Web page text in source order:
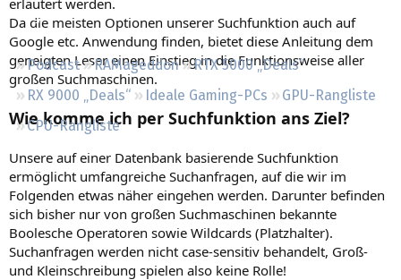
Regeln
Podcast RAMageddon
RTX 5000 „Deals“
RX 9000 „Deals“
Ideale Gaming-PCs
GPU-Rangliste
CPU-Rangliste
Da die meisten Optionen unserer Suchfunktion auch auf
Google etc. Anwendung finden, bietet diese Anleitung dem
geneigten Leser einen Einstieg in die Funktionsweise aller
großen Suchmaschinen.
Wie komme ich per Suchfunktion ans Ziel?
Unsere auf einer Datenbank basierende Suchfunktion
ermöglicht umfangreiche Suchanfragen, auf die wir im
Folgenden etwas näher eingehen werden. Darunter befinden
sich bisher nur von großen Suchmaschinen bekannte
Boolesche Operatoren sowie Wildcards (Platzhalter).
Suchanfragen werden nicht case-sensitiv behandelt, Groß-
und Kleinschreibung spielen also keine Rolle!